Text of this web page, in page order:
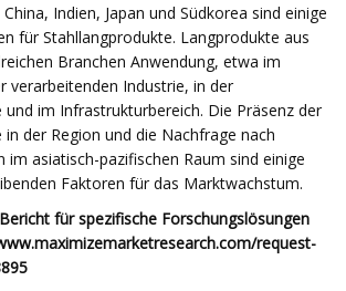
Indien, Japan und Südkorea sind einige
für Stahllangprodukte. Langprodukte aus
Branchen Anwendung, etwa im
verarbeitenden Industrie, in der
im Infrastrukturbereich. Die Präsenz der
der Region und die Nachfrage nach
im asiatisch-pazifischen Raum sind einige
Faktoren für das Marktwachstum.
für spezifische Forschungslösungen
request-